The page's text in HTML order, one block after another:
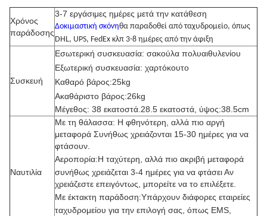
Χρόνος
παράδοσης
3-7 εργάσιμες ημέρες μετά την κατάθεση
Δοκιμαστική σκόνηθα παραδοθεί από ταχυδρομείο, όπως
DHL, UPS, FedEx κλπ 3-8 ημέρες από την άφιξη
Συσκευή
Εσωτερική συσκευασία: σακούλα πολυαιθυλενίου
Εξωτερική συσκευασία: χαρτόκουτο
Καθαρό βάρος:25kg
Ακαθάριστο βάρος:26kg
Μέγεθος: 38 εκατοστά.28.5 εκατοστά, ύψος:38.5cm
Ναυτιλία
Με τη θάλασσα: Η φθηνότερη, αλλά πιο αργή
μεταφορά Συνήθως χρειάζονται 15-30 ημέρες για να
φτάσουν.
Αεροπορία:Η ταχύτερη, αλλά πιο ακριβή μεταφορά
συνήθως χρειάζεται 3-4 ημέρες για να φτάσει Αν
χρειάζεστε επειγόντως, μπορείτε να το επιλέξετε.
Με έκτακτη παράδοση:Υπάρχουν διάφορες εταιρείες
ταχυδρομείου για την επιλογή σας, όπως EMS,